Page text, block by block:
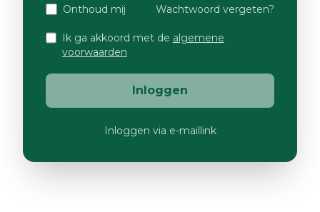
Onthoud mij Wachtwoord vergeten?
Ik ga akkoord met de algemene
voorwaarden
Inloggen
Inloggen via e-maillink